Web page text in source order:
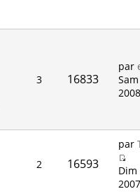
3 16833
par
2 16593
par
Dim